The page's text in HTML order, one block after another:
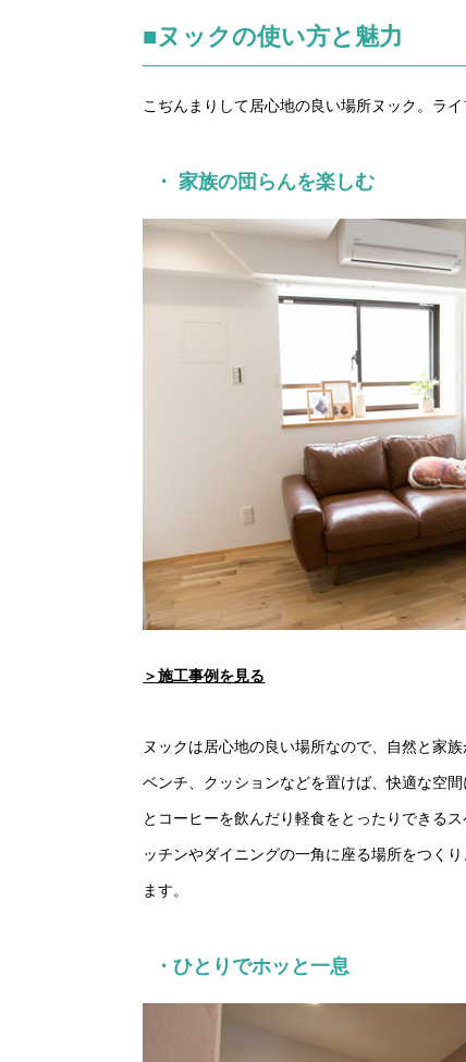
■ヌックの使い方と魅力
こぢんまりして居心地の良い場所ヌック。ラ
・ 家族の団らんを楽しむ
＞施工事例を見る
ヌックは居心地の良い場所なので、自然と家
ベンチ、クッションなどを置けば、快適な空
とコーヒーを飲んだり軽食をとったりできる
ッチンやダイニングの一角に座る場所をつく
ます。
・ひとりでホッと一息